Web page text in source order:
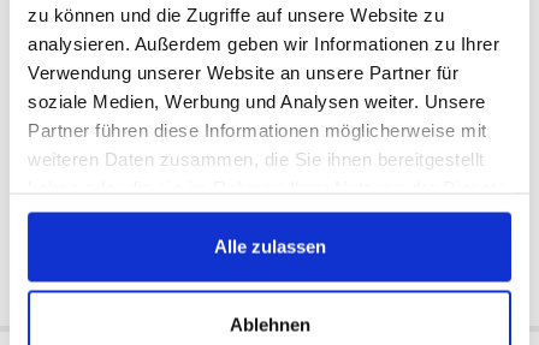
zu können und die Zugriffe auf unsere Website zu
analysieren. Außerdem geben wir Informationen zu Ihrer
Verwendung unserer Website an unsere Partner für
soziale Medien, Werbung und Analysen weiter. Unsere
Partner führen diese Informationen möglicherweise mit
weiteren Daten zusammen, die Sie ihnen bereitgestellt
gesammelt haben.
Alle zulassen
Ablehnen
Disponible:Externe
1994/1995
Acheter
Disponible:États-Unis
1993/1995